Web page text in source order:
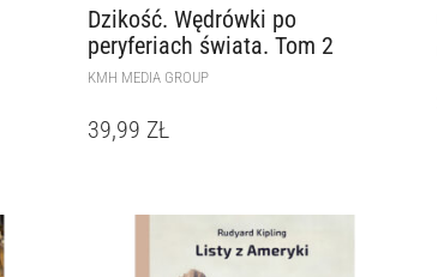
Dzikość. Wędrówki po
peryferiach świata. Tom 2
KMH MEDIA GROUP
39,99 ZŁ